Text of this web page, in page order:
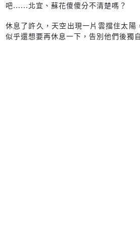
吧......北宜、蘇花傻傻分不清楚嗎？
休息了許久，天空出現一片雲擋住太陽
似乎還想要再休息一下，告別他們後獨